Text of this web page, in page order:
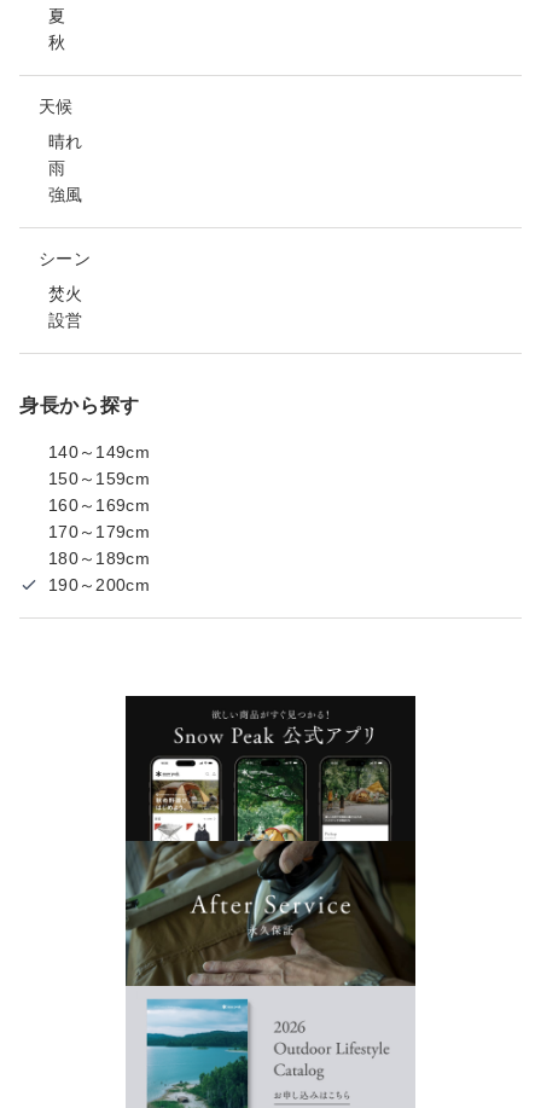
夏
秋
天候
晴れ
雨
強風
シーン
焚火
設営
身長から探す
140～149cm
150～159cm
160～169cm
170～179cm
180～189cm
190～200cm